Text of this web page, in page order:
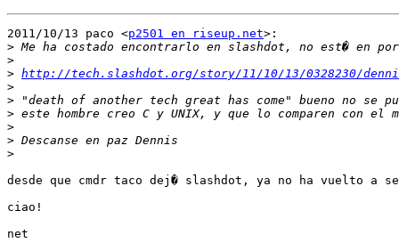
2011/10/13 paco <p2501 en riseup.net>:
>
>
> http://tech.slashdot.org/story/11/10/13/0328230/
>
>
>
>
>
>
desde que cmdr taco dej� slashdot, ya no ha vuelto a
ciao!